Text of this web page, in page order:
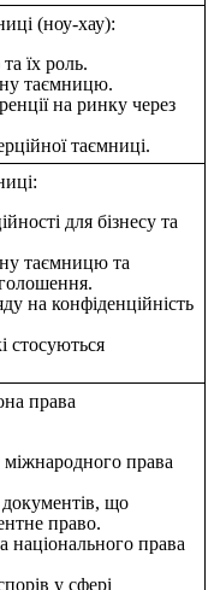
(ноу-хау):
їх роль.
таємницю.
на ринку через
таємниці.
для бізнесу та
таємницю та
на конфіденційність
стосуються
права
міжнародного права
що
право.
національного права
у сфері